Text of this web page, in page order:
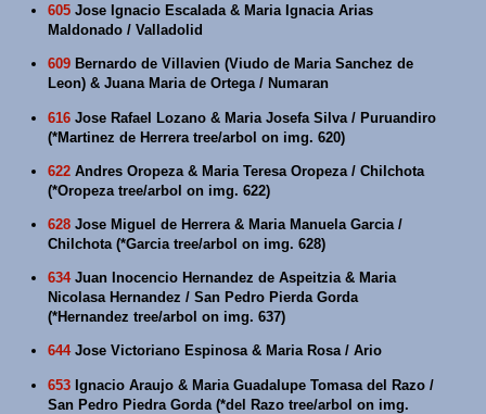
605 Jose Ignacio Escalada & Maria Ignacia Arias
Maldonado / Valladolid
609 Bernardo de Villavien (Viudo de Maria Sanchez de
Leon) & Juana Maria de Ortega / Numaran
616 Jose Rafael Lozano & Maria Josefa Silva / Puruandiro
(*Martinez de Herrera tree/arbol on img. 620)
622 Andres Oropeza & Maria Teresa Oropeza / Chilchota
(*Oropeza tree/arbol on img. 622)
628 Jose Miguel de Herrera & Maria Manuela Garcia /
Chilchota (*Garcia tree/arbol on img. 628)
634Juan Inocencio Hernandez de Aspeitzia & Maria
Nicolasa Hernandez / San Pedro Pierda Gorda
(*Hernandez tree/arbol on img. 637)
644Jose Victoriano Espinosa & Maria Rosa / Ario
653 Ignacio Araujo & Maria Guadalupe Tomasa del Razo /
San Pedro Piedra Gorda (*del Razo tree/arbol on img.